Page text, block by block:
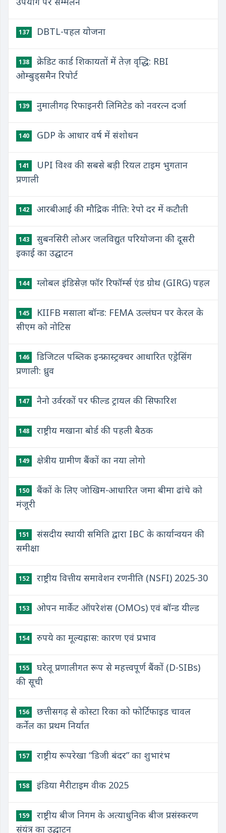
137 DBTL-पहल योजना
138
क्रेडिट कार्ड शिकायतों में तेज़ वृद्धि: RBI
ओम्बुड्समैन रिपोर्ट
139 नुमालीगढ़ रिफाइनरी लिमिटेड को नवरत्न दर्जा
140 GDP के आधार वर्ष में संशोधन
141
UPI विश्व की सबसे बड़ी रियल टाइम भुगतान
प्रणाली
142 आरबीआई की मौद्रिक नीति: रेपो दर में कटौती
143
सुबनसिरी लोअर जलविद्युत परियोजना की दूसरी
इकाई का उद्घाटन
144 ग्लोबल इंडिसेज़ फॉर रिफॉर्म्स एंड ग्रोथ (GIRG) पहल
145
KIIFB मसाला बॉन्ड: FEMA उल्लंघन पर केरल के
सीएम को नोटिस
146
डिजिटल पब्लिक इन्फ्रास्ट्रक्चर आधारित एड्रेसिंग
प्रणाली: ध्रुव
147 नैनो उर्वरकों पर फील्ड ट्रायल की सिफारिश
148 राष्ट्रीय मखाना बोर्ड की पहली बैठक
149 क्षेत्रीय ग्रामीण बैंकों का नया लोगो
150
बैंकों के लिए जोखिम-आधारित जमा बीमा ढांचे को
मंजूरी
151
संसदीय स्थायी समिति द्वारा IBC के कार्यान्वयन की
समीक्षा
152 राष्ट्रीय वित्तीय समावेशन रणनीति (NSFI) 2025-30
153 ओपन मार्केट ऑपरेशंस (OMOs) एवं बॉन्ड यील्ड
154 रुपये का मूल्यह्रास: कारण एवं प्रभाव
155
घरेलू प्रणालीगत रूप से महत्त्वपूर्ण बैंकों (D-SIBs)
की सूची
156
छत्तीसगढ़ से कोस्टा रिका को फोर्टिफाइड चावल
कर्नेल का प्रथम निर्यात
157 राष्ट्रीय रूपरेखा “डिजी बंदर” का शुभारंभ
158 इंडिया मैरीटाइम वीक 2025
159
राष्ट्रीय बीज निगम के अत्याधुनिक बीज प्रसंस्करण
संयंत्र का उद्घाटन